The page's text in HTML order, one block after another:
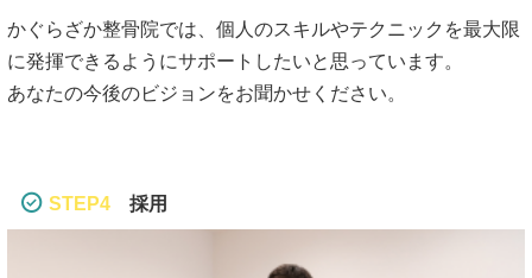
かぐらざか整骨院では、個人のスキルやテクニックを最大限
に発揮できるようにサポートしたいと思っています。
あなたの今後のビジョンをお聞かせください。
STEP4 採用